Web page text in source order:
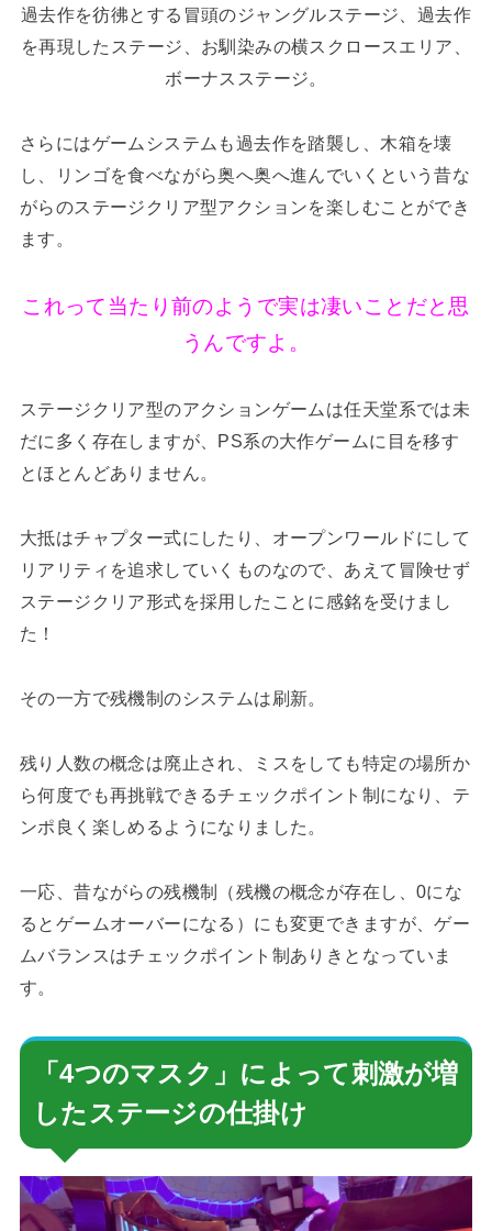
過去作を彷彿とする冒頭のジャングルステージ、過去作
を再現したステージ、お馴染みの横スクロースエリア、
ボーナスステージ。
さらにはゲームシステムも過去作を踏襲し、木箱を壊
し、リンゴを食べながら奥へ奥へ進んでいくという昔な
がらのステージクリア型アクションを楽しむことができ
ます。
これって当たり前のようで実は凄いことだと思
うんですよ。
ステージクリア型のアクションゲームは任天堂系では未
だに多く存在しますが、PS系の大作ゲームに目を移す
とほとんどありません。
大抵はチャプター式にしたり、オープンワールドにして
リアリティを追求していくものなので、あえて冒険せず
ステージクリア形式を採用したことに感銘を受けまし
た！
その一方で残機制のシステムは刷新。
残り人数の概念は廃止され、ミスをしても特定の場所か
ら何度でも再挑戦できるチェックポイント制になり、テ
ンポ良く楽しめるようになりました。
一応、昔ながらの残機制（残機の概念が存在し、0にな
るとゲームオーバーになる）にも変更できますが、ゲー
ムバランスはチェックポイント制ありきとなっていま
す。
「4つのマスク」によって刺激が増
したステージの仕掛け